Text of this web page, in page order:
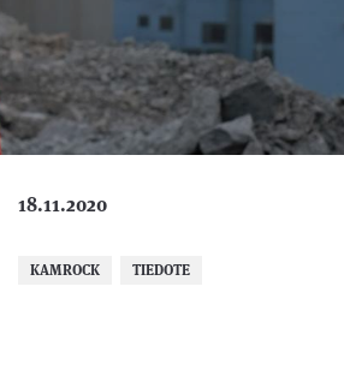
18.11.2020
KAMROCK TIEDOTE